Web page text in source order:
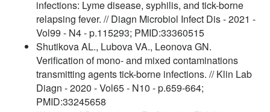
infections: Lyme disease, syphilis, and tick-borne
relapsing fever. // Diagn Microbiol Infect Dis - 2021 -
Vol99 - N4 - p.115293; PMID:33360515
Shutikova AL., Lubova VA., Leonova GN.
Verification of mono- and mixed contaminations
transmitting agents tick-borne infections. // Klin Lab
Diagn - 2020 - Vol65 - N10 - p.659-664;
PMID:33245658